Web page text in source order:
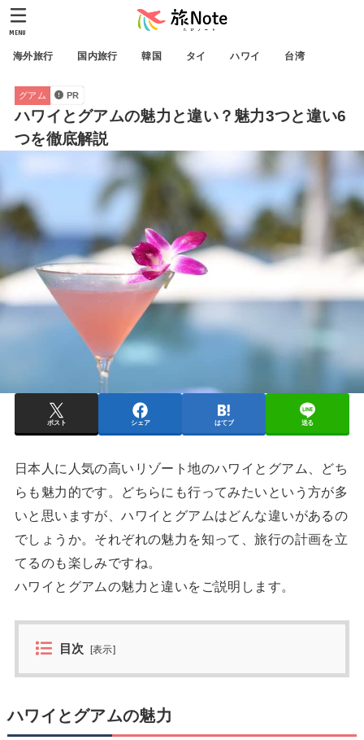
海外旅行 国内旅行 韓国 タイ ハワイ 台湾
MENU
グアム PR
ハワイとグアムの魅力と違い？魅力3つと違い6
つを徹底解説
ポスト シェア はてブ 送る
日本人に人気の高いリゾート地のハワイとグアム、どち
らも魅力的です。どちらにも行ってみたいという方が多
いと思いますが、ハワイとグアムはどんな違いがあるの
でしょうか。それぞれの魅力を知って、旅行の計画を立
てるのも楽しみですね。
ハワイとグアムの魅力と違いをご説明します。
目次 [表示]
ハワイとグアムの魅力